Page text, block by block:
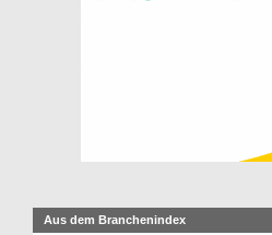
Aus dem Branchenindex